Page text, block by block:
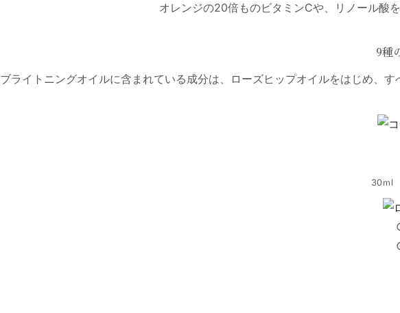
オレンジの20倍ものビタミンCや、リノール酸
9種
ブライトニングオイルに含まれている成分は、ローズヒップオイルをはじめ、
30ｍl